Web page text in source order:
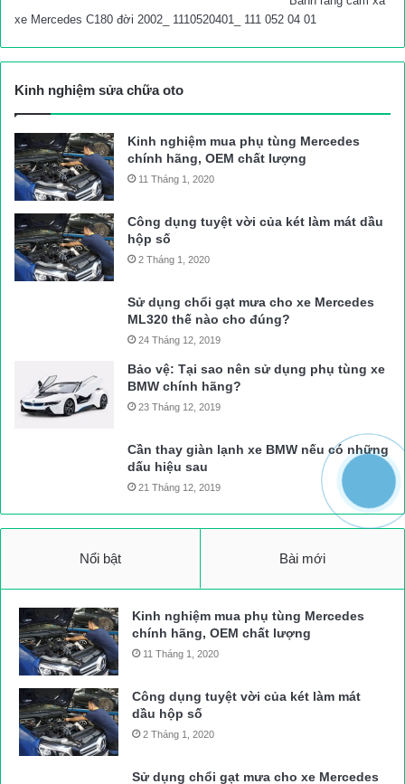
xe Mercedes C180 đời 2002_ 1110520401_ 111 052 04 01
Kinh nghiệm sửa chữa oto
Kinh nghiệm mua phụ tùng Mercedes
chính hãng, OEM chất lượng
11 Tháng 1, 2020
Công dụng tuyệt vời của két làm mát dầu
hộp số
2 Tháng 1, 2020
Sử dụng chổi gạt mưa cho xe Mercedes
ML320 thế nào cho đúng?
24 Tháng 12, 2019
Bảo vệ: Tại sao nên sử dụng phụ tùng xe
BMW chính hãng?
23 Tháng 12, 2019
Cần thay giàn lạnh xe BMW nếu có những
dấu hiệu sau
21 Tháng 12, 2019
Nổi bật Bài mới
Kinh nghiệm mua phụ tùng Mercedes
chính hãng, OEM chất lượng
11 Tháng 1, 2020
Công dụng tuyệt vời của két làm mát
dầu hộp số
2 Tháng 1, 2020
Sử dụng chổi gạt mưa cho xe Mercedes